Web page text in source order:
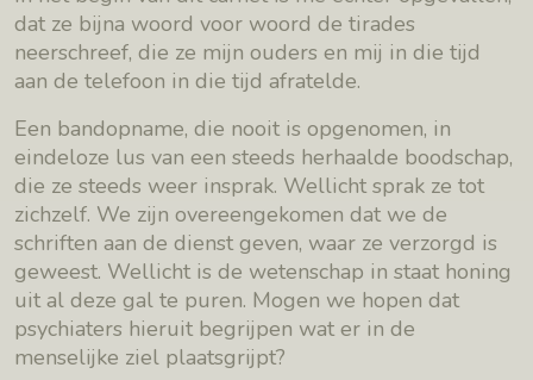
dat ze bijna woord voor woord de tirades
neerschreef, die ze mijn ouders en mij in die tijd
aan de telefoon in die tijd afratelde.
Een bandopname, die nooit is opgenomen, in
eindeloze lus van een steeds herhaalde boodschap,
die ze steeds weer insprak. Wellicht sprak ze tot
zichzelf. We zijn overeengekomen dat we de
schriften aan de dienst geven, waar ze verzorgd is
geweest. Wellicht is de wetenschap in staat honing
uit al deze gal te puren. Mogen we hopen dat
psychiaters hieruit begrijpen wat er in de
menselijke ziel plaatsgrijpt?